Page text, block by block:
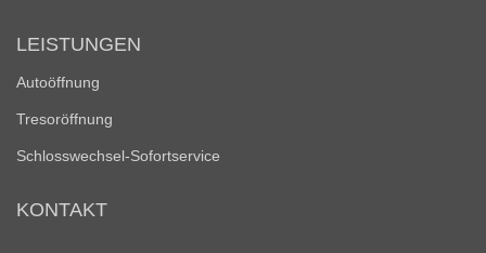
LEISTUNGEN
Autoöffnung
Tresoröffnung
Schlosswechsel-Sofortservice
KONTAKT